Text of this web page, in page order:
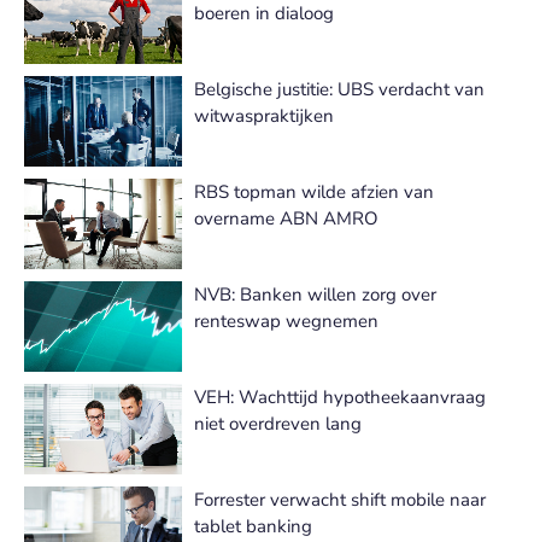
boeren in dialoog
Belgische justitie: UBS verdacht van
witwaspraktijken
RBS topman wilde afzien van
overname ABN AMRO
NVB: Banken willen zorg over
renteswap wegnemen
VEH: Wachttijd hypotheekaanvraag
niet overdreven lang
Forrester verwacht shift mobile naar
tablet banking